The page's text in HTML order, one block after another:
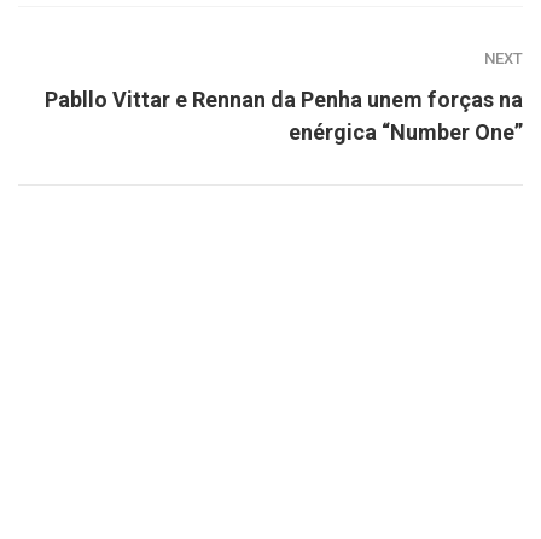
NEXT
Pabllo Vittar e Rennan da Penha unem forças na
enérgica “Number One”